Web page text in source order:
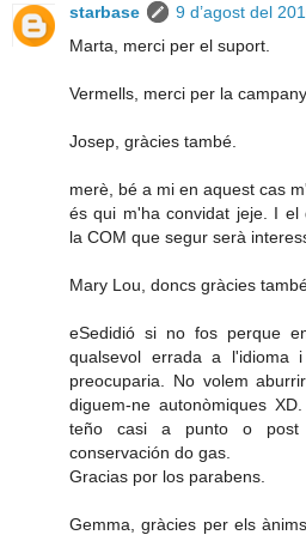
starbase
9 d’agost del
Marta, merci per el suport.
Vermells, merci per la
Josep, gràcies també.
merè, bé a mi en aquest cas
és qui m'ha convidat jeje. I el
la COM que segur serà
Mary Lou, doncs gràcies
eSedidió si no fos perque
qualsevol errada a
preocuparia. No volem
diguem-ne autonòmiques
teño casi a punto o
conservación do gas.
Gracias por los parabens.
Gemma, gràcies per els